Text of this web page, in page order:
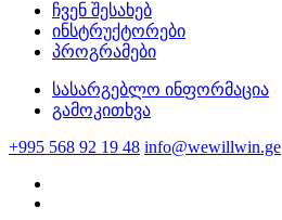
ჩვენ შესახებ
ინსტრუქტორები
პროგრამები
სასარგებლო ინფორმაცია
გამოკითხვა
+995 568 92 19 48 info@wewillwin.ge